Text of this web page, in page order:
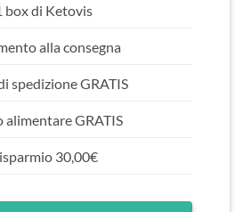
box di Ketovis
alla consegna
spedizione GRATIS
alimentare GRATIS
30,00€